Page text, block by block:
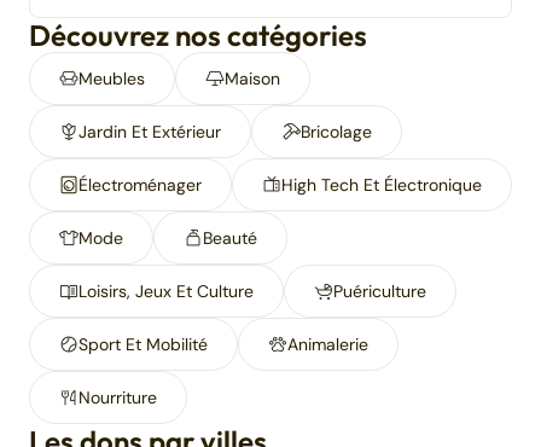
Découvrez nos catégories
Meubles Maison
Jardin Et Extérieur Bricolage
Électroménager High Tech Et Électronique
Mode Beauté
Loisirs, Jeux Et Culture Puériculture
Sport Et Mobilité Animalerie
Nourriture